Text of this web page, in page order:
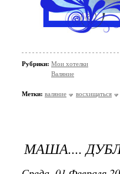
Рубрики: Мои хотелки
Валяние
Метки: валяние восхищаться
МАША....